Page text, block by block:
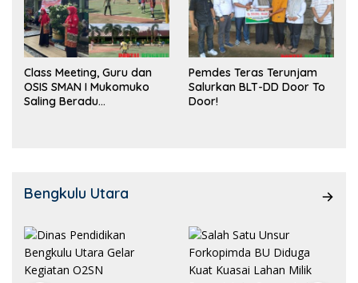
Class Meeting, Guru dan
OSIS SMAN I Mukomuko
Saling Beradu
Pemdes Teras Terunjam
Salurkan BLT-DD Door To
Door!
Bengkulu Utara